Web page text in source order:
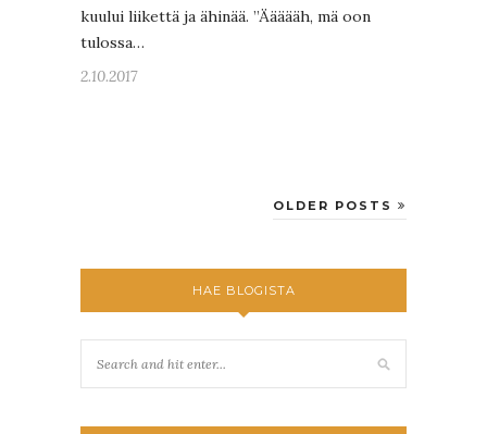
kuului liikettä ja ähinää. ”Äääääh, mä oon
tulossa…
2.10.2017
OLDER POSTS
HAE BLOGISTA